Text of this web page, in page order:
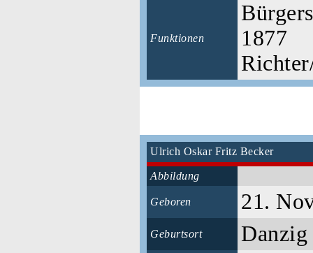
Funktionen
1877
Ulrich Oskar Fritz Becker
Abbildung
Geboren 21.
Geburtsort Danzig